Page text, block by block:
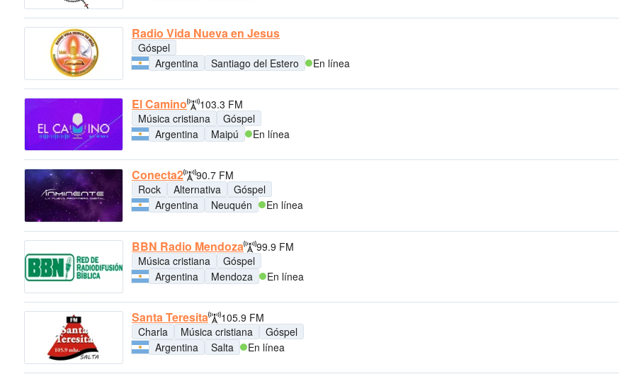
Radio Vida Nueva en Jesus
Góspel
Argentina
Santiago del Estero En línea
El Camino
103.3 FM
Música cristiana
Góspel
Argentina
Maipú En línea
Conecta2
90.7 FM
Rock
Alternativa
Góspel
Argentina
Neuquén En línea
BBN Radio Mendoza
99.9 FM
Música cristiana
Góspel
Argentina
Mendoza En línea
Santa Teresita
105.9 FM
Charla
Música cristiana
Góspel
Argentina
Salta En línea